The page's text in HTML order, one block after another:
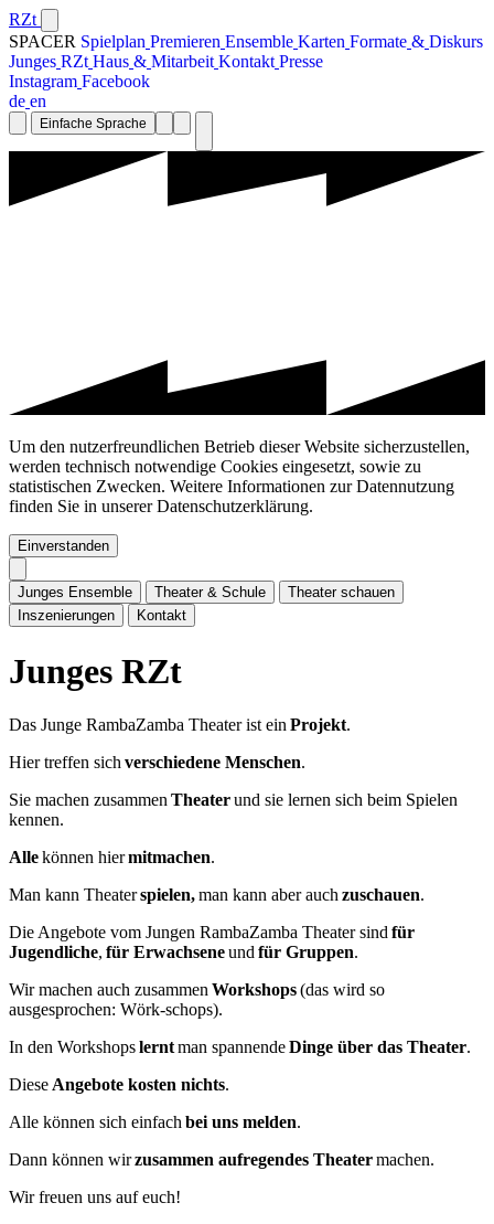
RZt
SPACER Spielplan Premieren Ensemble Karten Formate & Diskurs
Junges RZt Haus & Mitarbeit Kontakt Presse
Instagram Facebook
de en
Einfache Sprache
Um den nutzerfreundlichen Betrieb dieser Website sicherzustellen,
werden technisch notwendige Cookies eingesetzt, sowie zu
statistischen Zwecken. Weitere Informationen zur Datennutzung
finden Sie in unserer Datenschutzerklärung.
Einverstanden
Junges Ensem b e Theater & Sc hu e Theater sc hauen
nszenierungen Kontakt
Junges RZt
Das Junge RambaZamba Theater ist ein Projekt.
Hier treffen sich verschiedene Menschen.
Sie machen zusammen Theaterund sie lernen sich beim Spielen
kennen.
Allekönnen hiermitmachen.
Man kann Theaterspielen,man kann aber auch zuschauen.
Die Angebote vom Jungen RambaZamba Theater sind für
Jugendliche, für Erwachseneund für Gruppen.
Wir machen auch zusammen Workshops(das wird so
ausgesprochen: Wörk-schops).
In den Workshopslerntman spannendeDinge über das Theater.
Diese Angebote kosten nichts.
Alle können sich einfach bei uns melden.
Dann können wirzusammen aufregendes Theatermachen.
Wir freuen uns auf euch!